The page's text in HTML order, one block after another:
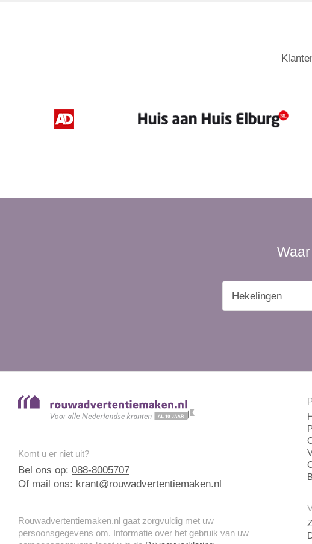
Komt u er niet uit?
Bel ons op: 088-8005707
Of mail ons: krant@rouwadvertentiemaken.nl
Rouwadvertentiemaken.nl gaat zorgvuldig met uw
persoonsgegevens om. Informatie over het gebruik van uw